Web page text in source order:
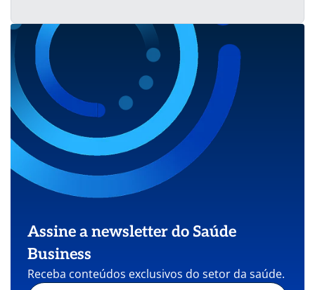
Assine a newsletter do Saúde
Business
Receba conteúdos exclusivos do setor da saúde.